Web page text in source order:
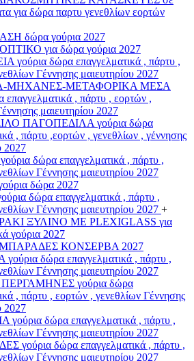
για δώρα παρτυ γενεθλίων εορτών
δώρα γούρια 2027
για δώρα γούρια 2027
γούρια δώρα επαγγελματικά , πάρτυ ,
Γέννησης μαιευτηρίου 2027
ΜΗΧΑΝΕΣ-ΜΕΤΑΦΟΡΙΚΑ ΜΕΣΑ
επαγγελματικά , πάρτυ , εορτών ,
μαιευτηρίου 2027
ΠΑΓΟΠΕΔΙΛΑ γούρια δώρα
, πάρτυ ,εορτών , γενεθλίων , γέννησης
2027
δώρα επαγγελματικά , πάρτυ ,
Γέννησης μαιευτηρίου 2027
δώρα 2027
δώρα επαγγελματικά , πάρτυ ,
Γέννησης μαιευτηρίου 2027 +
ΞΥΛΙΝΟ ΜΕ PLEXIGLASS για
γούρια 2027
ΚΟΝΣΕΡΒΑ 2027
δώρα επαγγελματικά , πάρτυ ,
Γέννησης μαιευτηρίου 2027
γούρια δώρα
, πάρτυ , εορτών , γενεθλίων Γέννησης
2027
γούρια δώρα επαγγελματικά , πάρτυ ,
Γέννησης μαιευτηρίου 2027
γούρια δώρα επαγγελματικά , πάρτυ ,
Γέννησης μαιευτηρίου 2027